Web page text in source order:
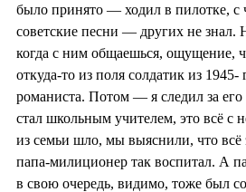
было принято — ходил в пилотке, с
советские песни — других не знал.
когда с ним общаешься, ощущение,
откуда-то из поля солдатик из
романиста. Потом — я следил за
стал школьным учителем, это всё с
из семьи шло, мы выяснили, что всё
папа-милиционер так воспитал. А
в свою очередь, видимо, тоже был